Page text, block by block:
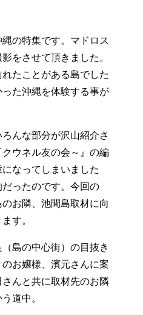
の特集です。マドロス
をさせて頂きました。
たことがある島でした
た沖縄を体験する事が
んな部分が沢山紹介さ
ウネル友の会～』の編
なってしまいました
ったのです。今回の
のお隣、池間島取材に向
す。
島の中心街）の目抜き
お嬢様、濱元さんに案
んと共に取材先のお隣
道中。